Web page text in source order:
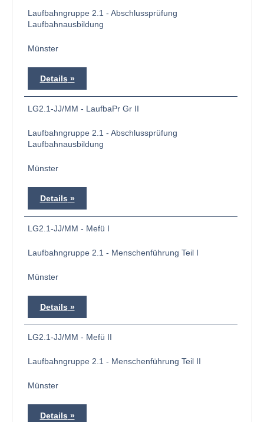
Laufbahngruppe 2.1 - Abschlussprüfung
Laufbahnausbildung
Münster
Details
LG2.1-JJ/MM - LaufbaPr Gr II
Laufbahngruppe 2.1 - Abschlussprüfung
Laufbahnausbildung
Münster
Details
LG2.1-JJ/MM - Mefü I
Laufbahngruppe 2.1 - Menschenführung Teil I
Münster
Details
LG2.1-JJ/MM - Mefü II
Laufbahngruppe 2.1 - Menschenführung Teil II
Münster
Details